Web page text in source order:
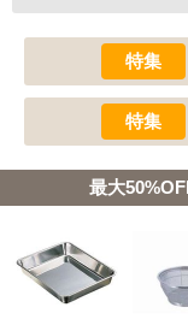
特集
特集
最大